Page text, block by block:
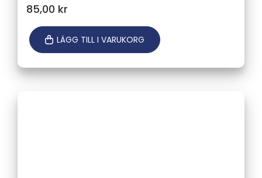
85,00 kr
LÄGG TILL I VARUKORG